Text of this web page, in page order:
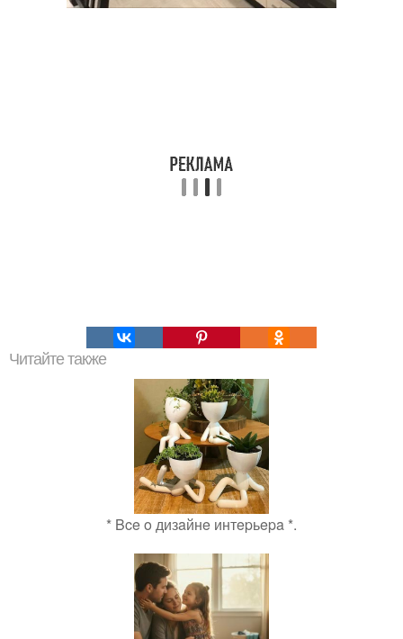
Читайте также
* Bce o дизaйнe интepьepa *.